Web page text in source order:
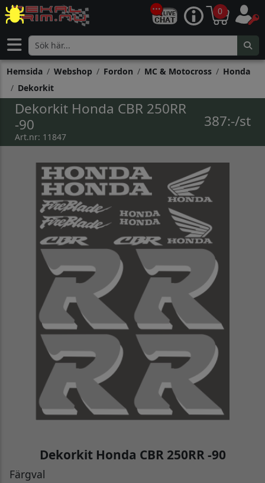
0
Hemsida Webshop Fordon MC & Motocross
Honda
Dekorkit
Dekorkit Honda CBR 250RR
-90
Art.nr: 11847
387:-/st
Dekorkit Honda CBR 250RR -90
Färgval